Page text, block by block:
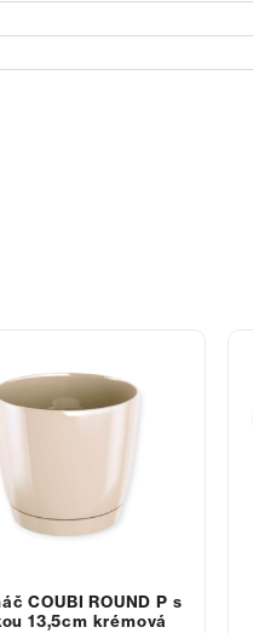
COUBI ROUND P s
13,5cm krémová